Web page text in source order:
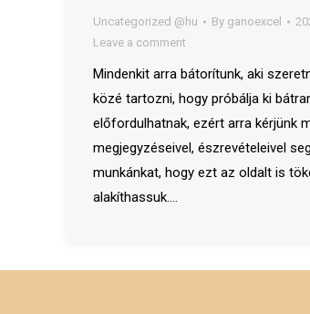
Uncategorized @hu By ganoexcel
Leave a comment
Mindenkit arra bátorítunk, aki
közé tartozni, hogy próbálja ki
előfordulhatnak, ezért arra kérjünk
megjegyzéseivel, észrevételeivel
munkánkat, hogy ezt az oldalt is
alakíthassuk.…